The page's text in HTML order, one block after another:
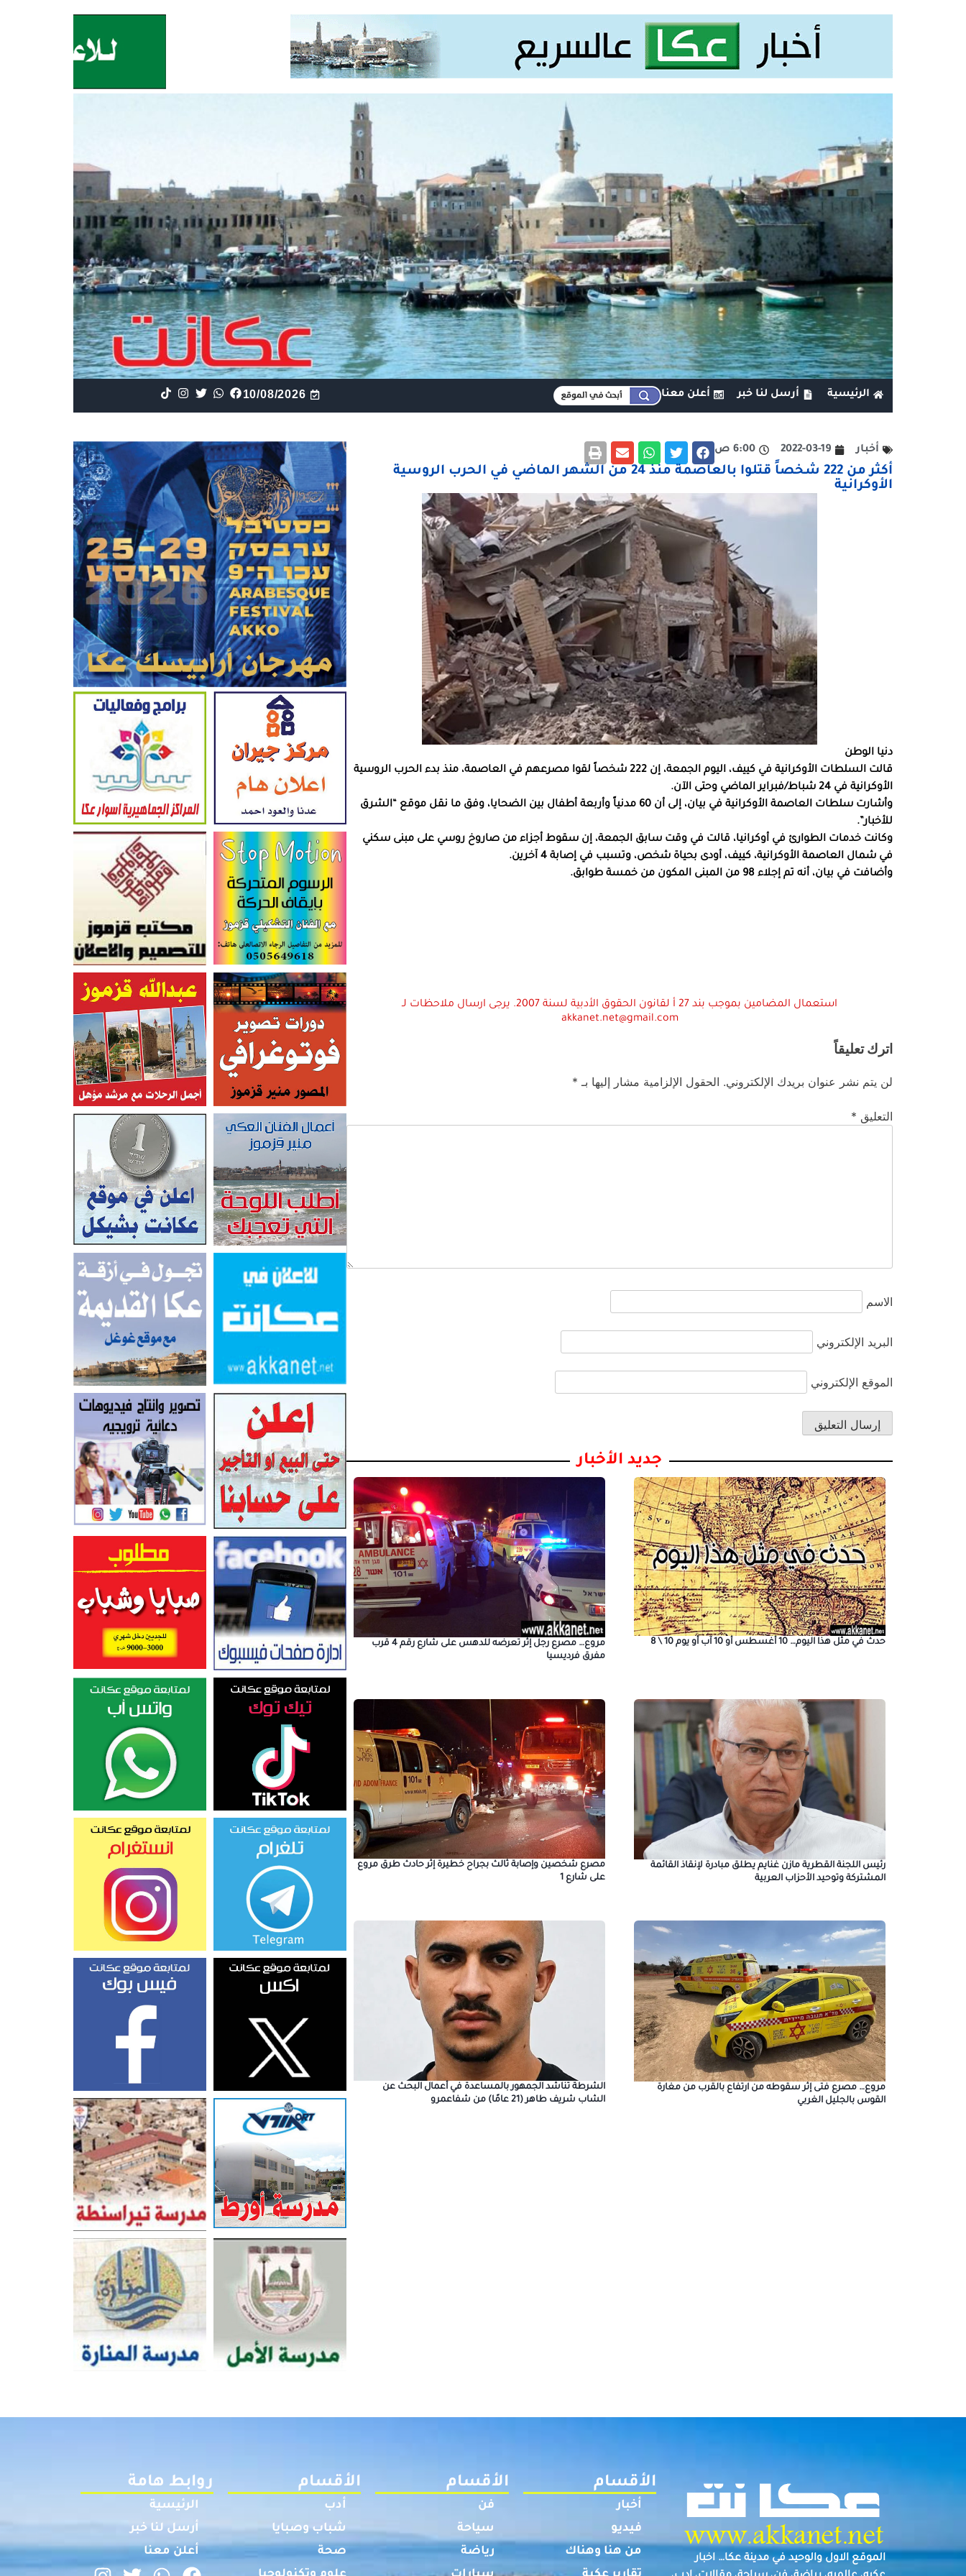
الرئيسية أرسل لنا خبر أعلن معنا 10/08/2026
أخبار 2022-03-19 6:00 ص
أكثر من 222 شخصاً قتلوا بالعاصمة منذ 24 من الشهر الماضي في الحرب الروسية
الأوكرانية
دنيا الوطن
قالت السلطات الأوكرانية في كييف، اليوم الجمعة، إن 222 شخصاً لقوا مصرعهم في العاصمة، منذ بدء الحرب الروسية
الأوكرانية في 24 شباط/فبراير الماضي وحتى الآن.
وأشارت سلطات العاصمة الأوكرانية في بيان، إلى أن 60 مدنياً وأربعة أطفال بين الضحايا، وفق ما نقل موقع “الشرق
للأخبار”.
وكانت خدمات الطوارئ في أوكرانيا، قالت في وقت سابق الجمعة، إن سقوط أجزاء من صاروخ روسي على مبنى سكني
في شمال العاصمة الأوكرانية، كييف، أودى بحياة شخص، وتسبب في إصابة 4 آخرين.
وأضافت في بيان، أنه تم إجلاء 98 من المبنى المكون من خمسة طوابق.
استعمال المضامين بموجب بند 27 أ لقانون الحقوق الأدبية لسنة 2007. يرجى ارسال ملاحظات لـ
akkanet.net@gmail.com
اترك تعليقاً
لن يتم نشر عنوان بريدك الإلكتروني. الحقول الإلزامية مشار إليها بـ *
التعليق *
الاسم
البريد الإلكتروني
الموقع الإلكتروني
جديد الأخبار
حدث في مثل هذا اليوم… 10 أغسطس أو 10 آب أو يوم 10 \ 8
مروع… مصرع رجل إثر تعرضه للدهس على شارع رقم 4 قرب
مفرق فرديسيا
رئيس اللجنة القطرية مازن غنايم يطلق مبادرة لإنقاذ القائمة
المشتركة وتوحيد الأحزاب العربية
مصرع شخصين وإصابة ثالث بجراح خطيرة إثر حادث طرق مروع
على شارع 1
مروع… مصرع فتى إثر سقوطه من ارتفاع بالقرب من مغارة
القوس بالجليل الغربي
الشرطة تناشد الجمهور بالمساعدة في أعمال البحث عن
الشاب شريف طاهر (21 عامًا) من شفاعمرو
الموقع الاول والوحيد في مدينة عكا… اخبار
الأقسام
أخبار
فيديو
من هنا وهناك
الأقسام
فن
سياحة
رياضة
الأقسام
أدب
شباب وصبايا
صحة
روابط هامة
الرئيسية
أرسل لنا خبر
أعلن معنا